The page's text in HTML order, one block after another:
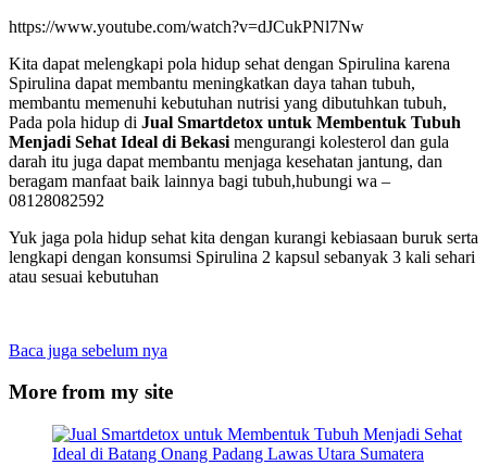
https://www.youtube.com/watch?v=dJCukPNl7Nw
Kita dapat melengkapi pola hidup sehat dengan Spirulina karena
Spirulina dapat membantu meningkatkan daya tahan tubuh,
membantu memenuhi kebutuhan nutrisi yang dibutuhkan tubuh,
Pada pola hidup di Jual Smartdetox untuk Membentuk Tubuh
Menjadi Sehat Ideal di Bekasi mengurangi kolesterol dan gula
darah itu juga dapat membantu menjaga kesehatan jantung, dan
beragam manfaat baik lainnya bagi tubuh,hubungi wa –
08128082592
Yuk jaga pola hidup sehat kita dengan kurangi kebiasaan buruk serta
lengkapi dengan konsumsi Spirulina 2 kapsul sebanyak 3 kali sehari
atau sesuai kebutuhan
Baca juga sebelum nya
More from my site